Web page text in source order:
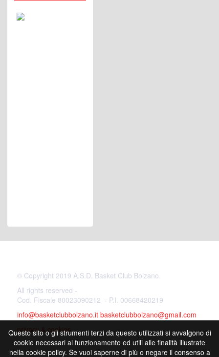
© Copyright 2019 A.S.D. Basket Club Bolzano.
All rights reserved -
Cod. Fiscale 80023090212 - P.I. 00668420219
info@basketclubbolzano.it basketclubbolzano@gmail.com
privacy & cookies
Questo sito o gli strumenti terzi da questo utilizzati si avvalgono di
cookie necessari al funzionamento ed utili alle finalità illustrate
nella cookie policy. Se vuoi saperne di più o negare il consenso a